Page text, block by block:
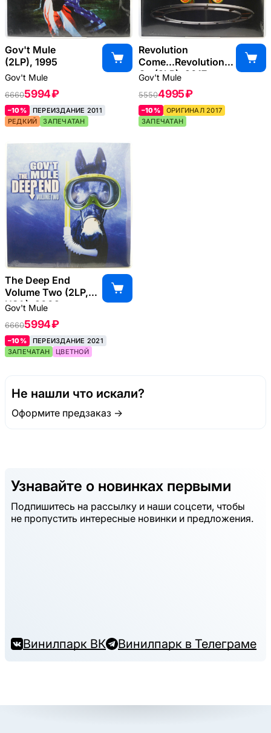
Gov't Mule
(2LP), 1995
Gov't Mule
66605994 ₽
–10%
ПЕРЕИЗДАНИЕ 2011
РЕДКИЙ
ЗАПЕЧАТАН
Revolution
Come...Revolution
Go (2LP), 2017
Gov't Mule
55504995 ₽
–10%
ОРИГИНАЛ 2017
ЗАПЕЧАТАН
The Deep End
Volume Two (2LP,
USA), 2002
Gov't Mule
66605994 ₽
–10%
ПЕРЕИЗДАНИЕ 2021
ЗАПЕЧАТАН
ЦВЕТНОЙ
Не нашли что искали?
Оформите предзаказ →
Узнавайте о новинках первыми
Подпишитесь на рассылку и наши соцсети, чтобы
не пропустить интересные новинки и предложения.
Винилпарк ВК Винилпарк в Телеграме